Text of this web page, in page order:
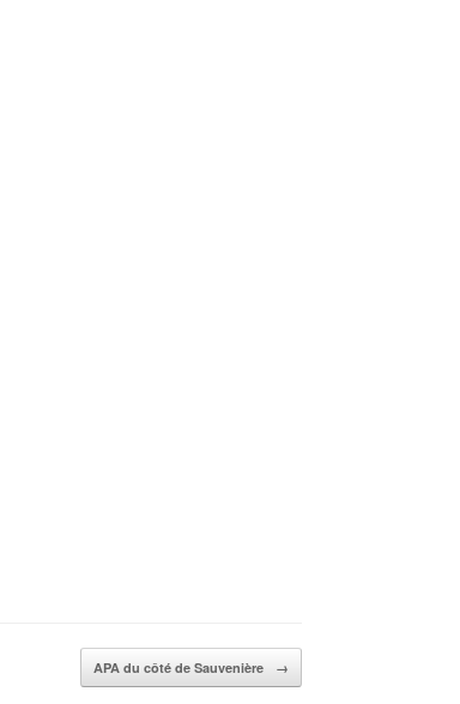
APA du côté de Sauvenière →